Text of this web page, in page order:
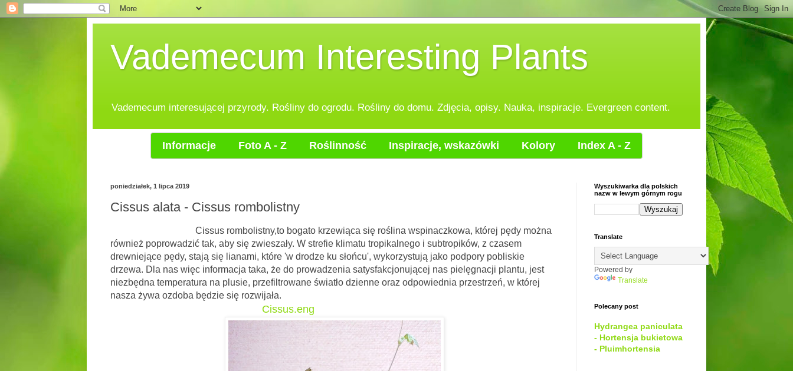
Vademecum Interesting Plants
Vademecum interesującej przyrody. Rośliny do ogrodu. Rośliny do domu. Zdjęcia, opisy. Nauka, inspiracje. Evergreen content.
Informacje Foto A - Z Roślinność Inspiracje, wskazówki Kolory Index A - Z
poniedziałek, 1 lipca 2019
Cissus alata - Cissus rombolistny
Cissus rombolistny,to bogato krzewiąca się roślina wspinaczkowa, której pędy można
również poprowadzić tak, aby się zwieszały. W strefie klimatu tropikalnego i subtropików, z czasem
drewniejące pędy, stają się lianami, które 'w drodze ku słońcu', wykorzystują jako podpory pobliskie
drzewa. Dla nas więc informacja taka, że do prowadzenia satysfakcjonującej nas pielęgnacji plantu, jest
niezbędna temperatura na plusie, przefiltrowane światło dzienne oraz odpowiednia przestrzeń, w której
nasza żywa ozdoba będzie się rozwijała.
Cissus.eng
Wyszukiwarka dla polskich
nazw w lewym górnym rogu
Translate
Powered by
Translate
Polecany post
Hydrangea paniculata
- Hortensja bukietowa
- Pluimhortensia